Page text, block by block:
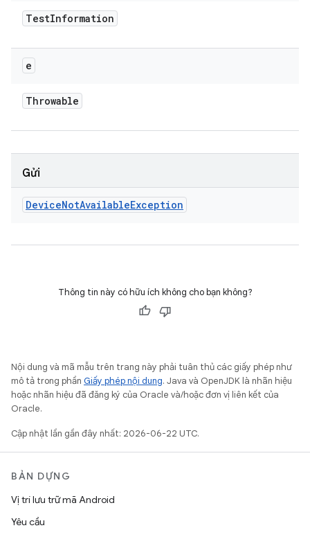
TestInformation
e
Throwable
Gửi
DeviceNotAvailableException
Thông tin này có hữu ích không cho bạn không?
Nội dung và mã mẫu trên trang này phải tuân thủ các giấy phép như
mô tả trong phần Giấy phép nội dung. Java và OpenJDK là nhãn hiệu
hoặc nhãn hiệu đã đăng ký của Oracle và/hoặc đơn vị liên kết của
Oracle.
Cập nhật lần gần đây nhất: 2026-06-22 UTC.
BẢN DỰNG
Vị trí lưu trữ mã Android
Yêu cầu